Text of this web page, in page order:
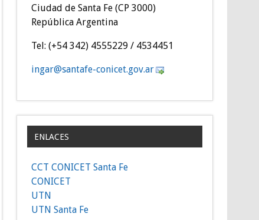
Ciudad de Santa Fe (CP 3000)
República Argentina
Tel: (+54 342) 4555229 / 4534451
ra.vo
g.tec
inoc-
efatn
as@ra
gni
ENLACES
CCT CONICET Santa Fe
CONICET
UTN
UTN Santa Fe